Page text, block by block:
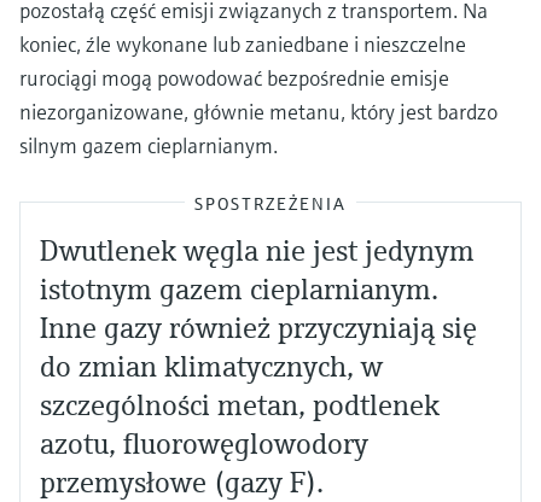
pozostałą część emisji związanych z transportem. Na
koniec, źle wykonane lub zaniedbane i nieszczelne
rurociągi mogą powodować bezpośrednie emisje
niezorganizowane, głównie metanu, który jest bardzo
silnym gazem cieplarnianym.
SPOSTRZEŻENIA
Dwutlenek węgla nie jest jedynym
istotnym gazem cieplarnianym.
Inne gazy również przyczyniają się
do zmian klimatycznych, w
szczególności metan, podtlenek
azotu, fluorowęglowodory
przemysłowe (gazy F).